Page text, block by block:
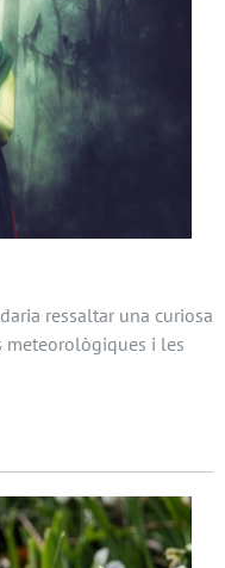
ressaltar una curiosa
meteorològiques i les